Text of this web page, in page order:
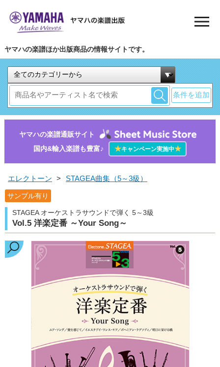
ヤマハの楽譜ほか出版商品の情報サイトです。
条件を追加
ヤマハの楽譜通販サイト
国内&輸入楽譜も豊富♪
★キャンペーン実施中★
エレクトーン > STAGEA曲集（5～3級）
サンプル有り
STAGEA オーケストラサウンドで弾く 5～3級
Vol.5 洋楽定番 ～Your Song～